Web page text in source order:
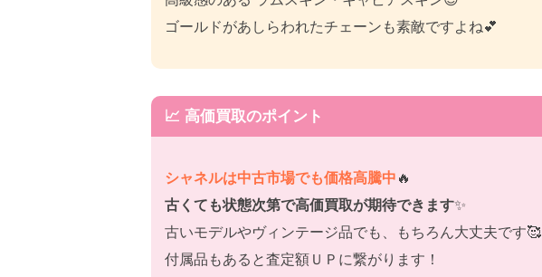
ゴールドがあしらわれたチェーンも素敵ですよね💕
📈 高価買取のポイント
シャネルは中古市場でも価格高騰中 🔥
古くても状態次第で高価買取が期待できます✨
古いモデルやヴィンテージ品でも、もちろん大丈夫です🥰
付属品もあると査定額ＵＰに繋がります！